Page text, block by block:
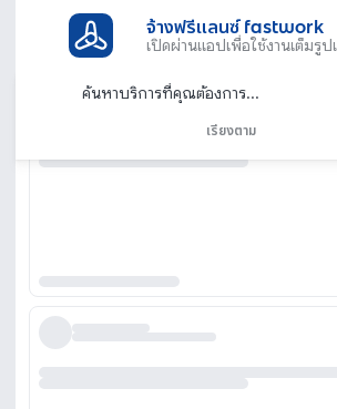
จ้างฟรีแลนซ์ fastwork
เปิดผ่านแอปเพื่อใช้งานเต็มรู
เรียงตาม